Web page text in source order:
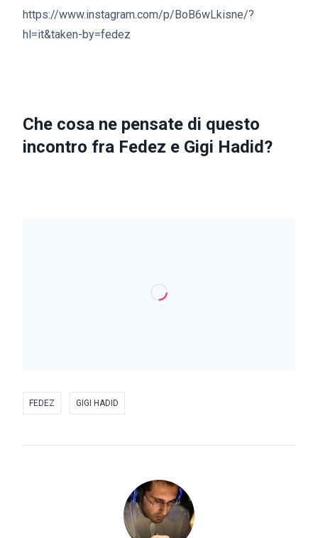
https://www.instagram.com/p/BoB6wLkisne/?
hl=it&taken-by=fedez
Che cosa ne pensate di questo
incontro fra Fedez e Gigi Hadid?
FEDEZ GIGI HADID